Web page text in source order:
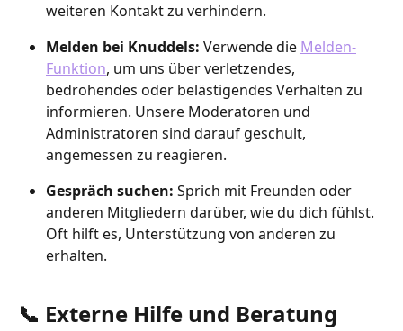
weiteren Kontakt zu verhindern.
Melden bei Knuddels: Verwende die Melden-
Funktion, um uns über verletzendes,
bedrohendes oder belästigendes Verhalten zu
informieren. Unsere Moderatoren und
Administratoren sind darauf geschult,
angemessen zu reagieren.
Gespräch suchen: Sprich mit Freunden oder
anderen Mitgliedern darüber, wie du dich fühlst.
Oft hilft es, Unterstützung von anderen zu
erhalten.
📞 Externe Hilfe und Beratung